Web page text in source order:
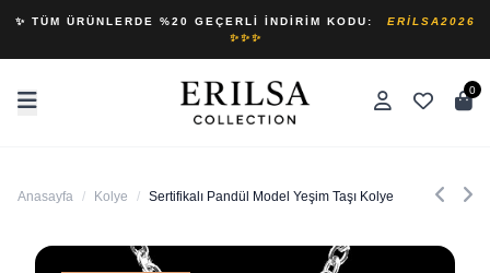
✨ TÜM ÜRÜNLERDE %20 GEÇERLI İNDIRIM KODU:
ERILSA2026
✨✨✨
0
Anasayfa / Kolye / Sertifikalı Pandül Model Yeşim Taşı Kolye